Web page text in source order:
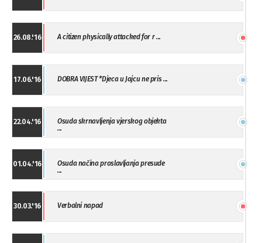
26.08.'16 A citizen physically attacked for r ...
17.06.'16 DOBRA VIJEST *Djeca u Jajcu ne pris ...
22.04.'16
Osuda skrnavljenja vjerskog objekta
...
01.04.'16
Osuda načina proslavljanja presude
...
30.03.'16 Verbalni napad